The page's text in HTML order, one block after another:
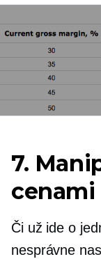
7.
cenami
Či už ide o
nesprávne